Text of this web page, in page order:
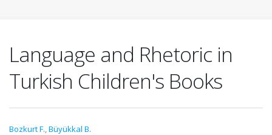
Language and Rhetoric in
Turkish Children's Books
Bozkurt F.,Büyükkal B.